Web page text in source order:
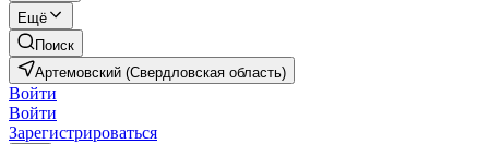
Ещё
Поиск
Артемовский (Свердловская область)
Войти
Войти
Зарегистрироваться